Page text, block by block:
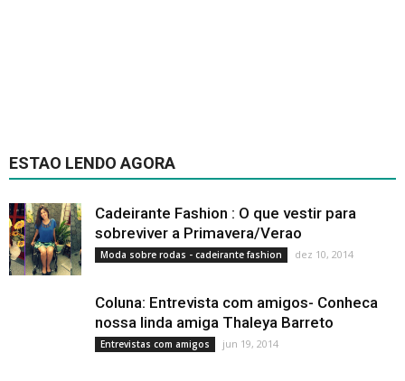
ESTAO LENDO AGORA
Cadeirante Fashion : O que vestir para
sobreviver a Primavera/Verao
Moda sobre rodas - cadeirante fashion dez 10, 2014
Coluna: Entrevista com amigos- Conheca
nossa linda amiga Thaleya Barreto
Entrevistas com amigos jun 19, 2014